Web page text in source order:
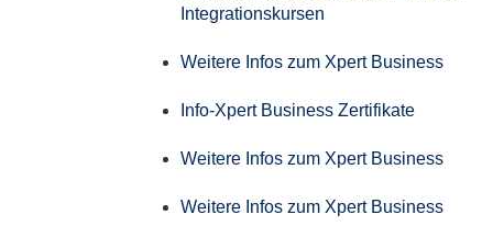
Integrationskursen
Weitere Infos zum Xpert Business
Info-Xpert Business Zertifikate
Weitere Infos zum Xpert Business
Weitere Infos zum Xpert Business